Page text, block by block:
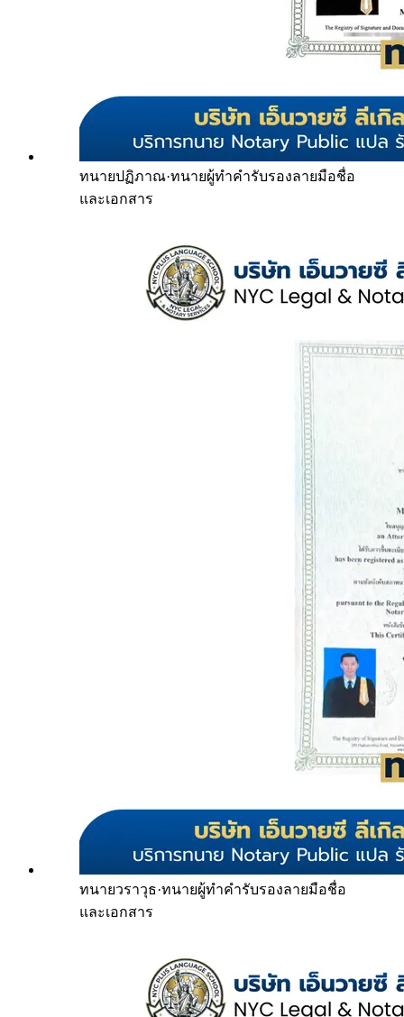
ทนายปฏิภาณ·ทนายผู้ทำคำรับรองลายมือชื่อ
และเอกสาร
ทนายวราวุธ·ทนายผู้ทำคำรับรองลายมือชื่อ
และเอกสาร